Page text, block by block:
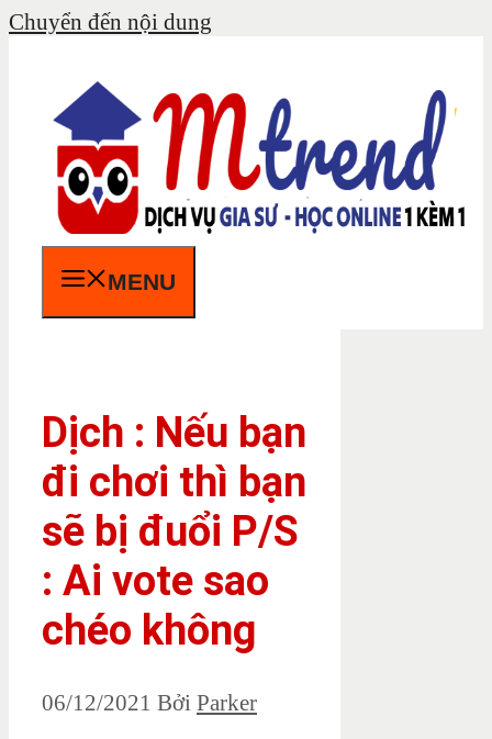
Chuyển đến nội dung
MENU
Dịch : Nếu bạn
đi chơi thì bạn
sẽ bị đuổi P/S
: Ai vote sao
chéo không
06/12/2021 Bởi Parker